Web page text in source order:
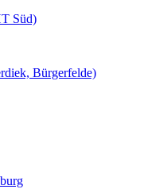
Süd)
Bürgerfelde)